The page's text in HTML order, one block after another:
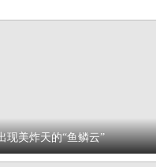
现美炸天的“鱼鳞云”